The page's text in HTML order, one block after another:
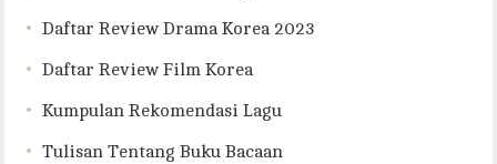
Daftar Review Drama Korea 2023
Daftar Review Film Korea
Kumpulan Rekomendasi Lagu
Tulisan Tentang Buku Bacaan